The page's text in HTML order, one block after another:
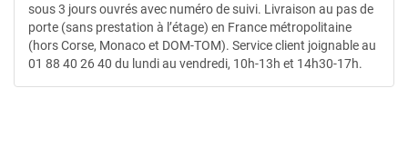
sous 3 jours ouvrés avec numéro de suivi. Livraison au pas de
porte (sans prestation à l’étage) en France métropolitaine
(hors Corse, Monaco et DOM-TOM). Service client joignable au
01 88 40 26 40 du lundi au vendredi, 10h-13h et 14h30-17h.